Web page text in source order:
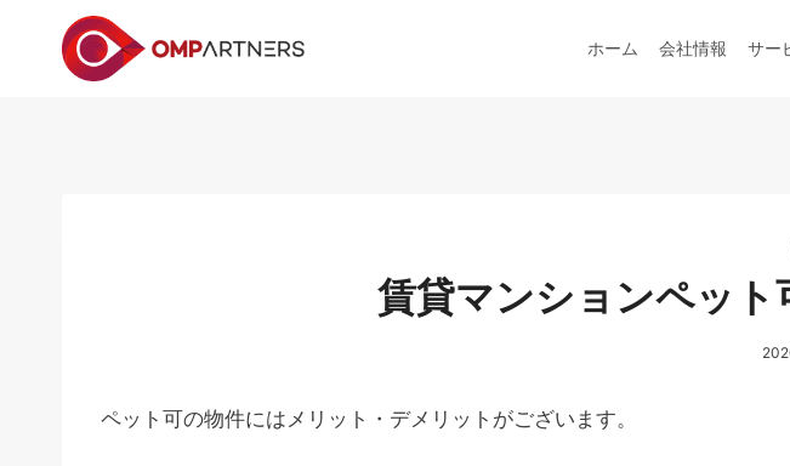
ホーム 会社情報 サー
賃貸マンションペット
ペット可の物件にはメリット・デメリットがございます。